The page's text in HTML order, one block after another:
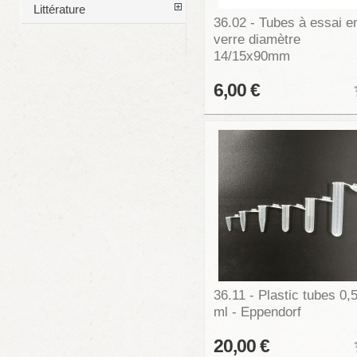
36.02 - Tubes à essai
verre diamètre
14/15x90mm
6,00 €
36.11 - Plastic tubes 0,5
ml - Eppendorf
20,00 €
Littérature